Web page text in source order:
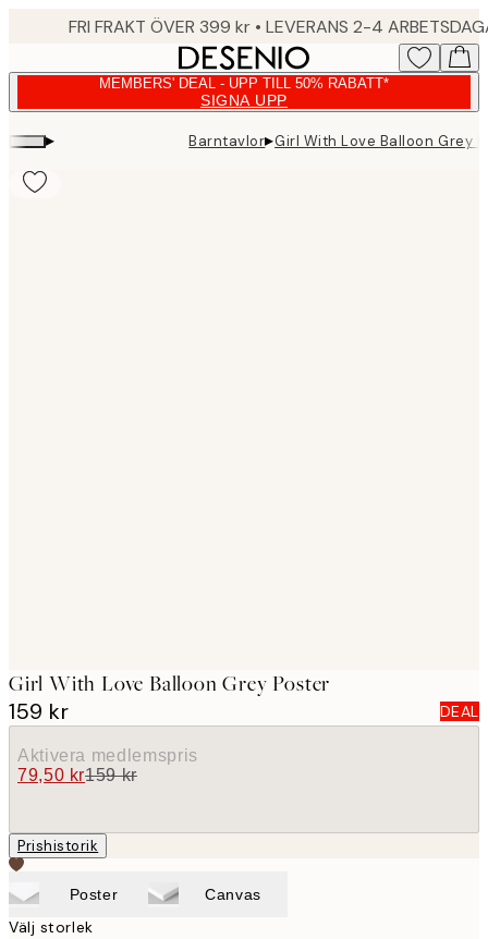
FRI FRAKT ÖVER 399 kr • LEVERANS 2-4
MEMBERS' DEAL - UPP TILL 50% RABATT*
SIGNA UPP
▸ Barntavlor▸Girl With Love Balloon Grey
Girl With Love Balloon Grey Poster
159 kr DEAL
Aktivera medlemspris
79,50 kr159 kr
Prishistorik
Poster Canvas
Välj storlek